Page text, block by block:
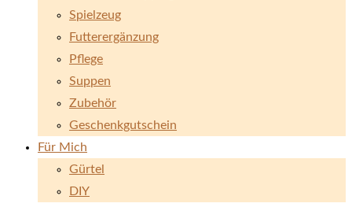
Spielzeug
Futterergänzung
Pflege
Suppen
Zubehör
Geschenkgutschein
Für Mich
Gürtel
DIY